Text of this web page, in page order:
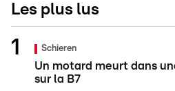
Les plus lus
Schieren
Un motard meurt dans
sur la B7